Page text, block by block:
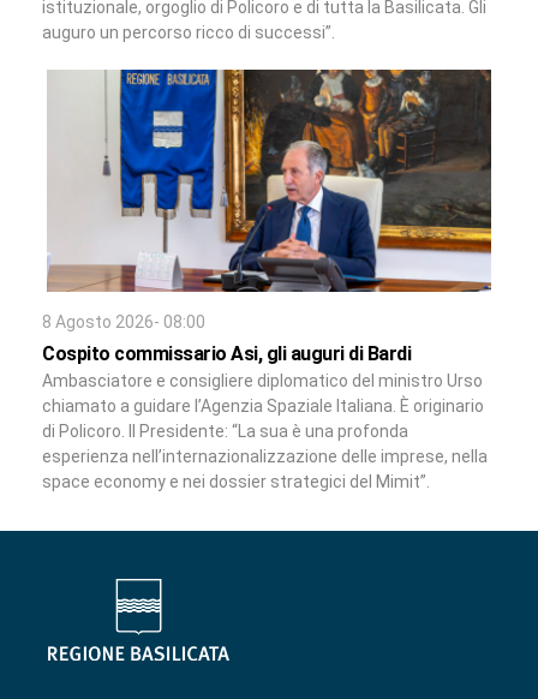
istituzionale, orgoglio di Policoro e di tutta la Basilicata. Gli
auguro un percorso ricco di successi”.
8 Agosto 2026- 08:00
Cospito commissario Asi, gli auguri di Bardi
Ambasciatore e consigliere diplomatico del ministro Urso
chiamato a guidare l’Agenzia Spaziale Italiana. È originario
di Policoro. Il Presidente: “La sua è una profonda
esperienza nell’internazionalizzazione delle imprese, nella
space economy e nei dossier strategici del Mimit”.